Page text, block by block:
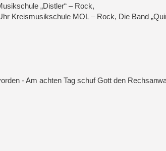
„Distler“ – Rock,
Kreismusikschule MOL – Rock, Die Band
- Am achten Tag schuf Gott den